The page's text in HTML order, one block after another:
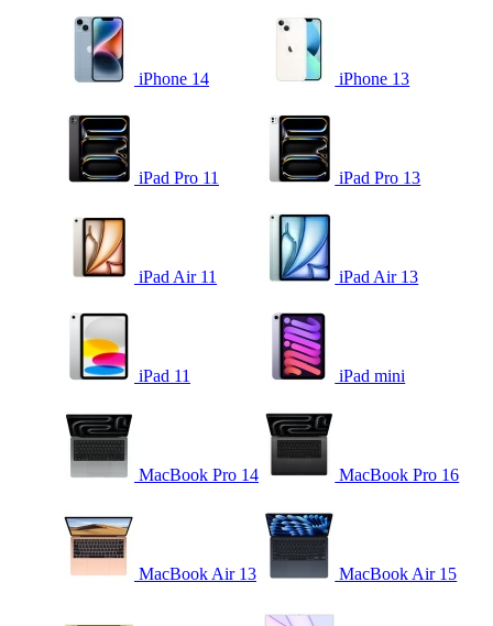
iPhone 14 iPhone 13
iPad Pro 11 iPad Pro 13
iPad Air 11 iPad Air 13
iPad 11 iPad mini
MacBook Pro 14 MacBook Pro 16
MacBook Air 13 MacBook Air 15